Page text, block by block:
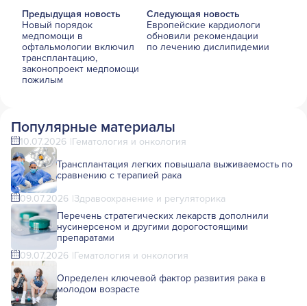
Предыдущая новость
Новый порядок
медпомощи в
офтальмологии включил
трансплантацию,
законопроект медпомощи
пожилым
Следующая новость
Европейские кардиологи
обновили рекомендации
по лечению дислипидемии
Популярные материалы
10.07.2026 Гематология и онкология
Трансплантация легких повышала выживаемость по
сравнению с терапией рака
09.07.2026 Здравоохранение и регуляторика
Перечень стратегических лекарств дополнили
нусинерсеном и другими дорогостоящими
препаратами
09.07.2026 Гематология и онкология
Определен ключевой фактор развития рака в
молодом возрасте